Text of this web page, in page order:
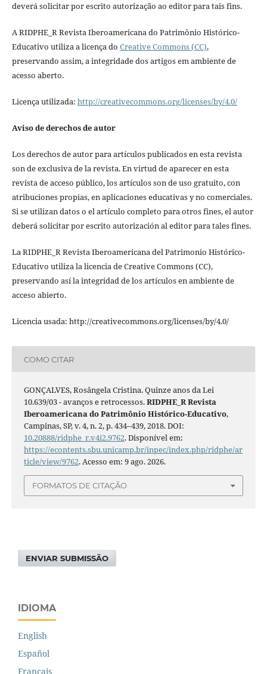
deverá solicitar por escrito autorização ao editor para tais fins.
A RIDPHE_R Revista Iberoamericana do Patrimônio Histórico-
Educativo utiliza a licença do Creative Commons (CC),
preservando assim, a integridade dos artigos em ambiente de
acesso aberto.
Licença utilizada: http://creativecommons.org/licenses/by/4.0/
Aviso de derechos de autor
Los derechos de autor para artículos publicados en esta revista
son de exclusiva de la revista. En virtud de aparecer en esta
revista de acceso público, los artículos son de uso gratuito, con
atribuciones propias, en aplicaciones educativas y no comerciales.
Si se utilizan datos o el artículo completo para otros fines, el autor
deberá solicitar por escrito autorización al editor para tales fines.
La RIDPHE_R Revista Iberoamericana del Patrimonio Histórico-
Educativo utiliza la licencia de Creative Commons (CC),
preservando así la integridad de los artículos en ambiente de
acceso abierto.
Licencia usada: http://creativecommons.org/licenses/by/4.0/
COMO CITAR
GONÇALVES, Rosângela Cristina. Quinze anos da Lei
10.639/03 - avanços e retrocessos.RIDPHE_R Revista
Iberoamericana do Patrimônio Histórico-Educativo,
Campinas, SP, v. 4, n. 2, p. 434–439, 2018. DOI:
10.20888/ridphe_r.v4i2.9762. Disponível em:
https://econtents.sbu.unicamp.br/inpec/index.php/ridphe/ar
ticle/view/9762. Acesso em: 9 ago. 2026.
FORMATOS DE CITAÇÃO
ENVIAR SUBMISSÃO
IDIOMA
English
Español
Français